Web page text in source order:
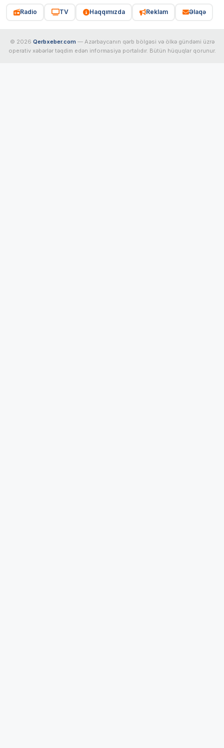
Radio TV Haqqımızda Reklam Əlaqə
© 2026 Qerbxeber.com — Azərbaycanın qərb bölgəsi və ölkə gündəmi üzrə
operativ xəbərlər təqdim edən informasiya portalıdır. Bütün hüquqlar qorunur.